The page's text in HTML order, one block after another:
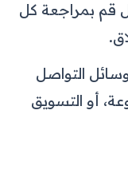
قم بمراجعة كل
التواصل
أو التسويق